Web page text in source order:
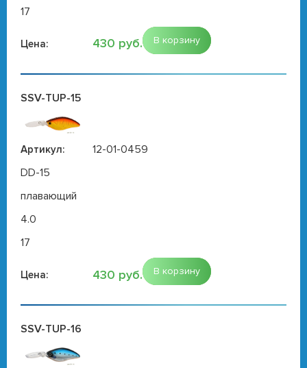
17
Цена: 430 руб. В корзину
SSV-TUP-15
Артикул:
12-01-0459
DD-15
плавающий
4.0
17
Цена: 430 руб. В корзину
SSV-TUP-16